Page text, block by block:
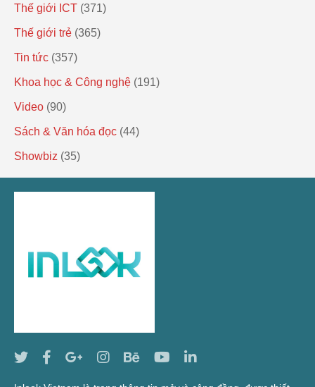
Thế giới ICT (371)
Thế giới trẻ (365)
Tin tức (357)
Khoa học & Công nghệ (191)
Video (90)
Sách & Văn hóa đọc (44)
Showbiz (35)